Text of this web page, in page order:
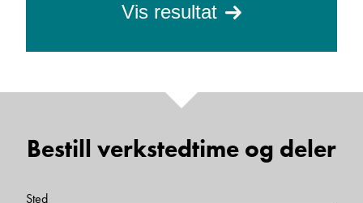
Vis resultat
Bestill verkstedtime og deler
Sted